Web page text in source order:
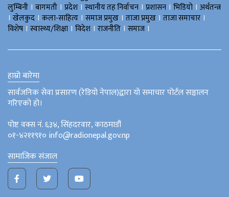
लुम्बिनी । बागमती । प्रदेश । स्थानीय तह निर्वाचन । प्रशासन । भिडियो । अर्थतन्त्र
। खेलकुद । कला-साहित्य । समाज प्रमुख । ताजा प्रमुख । ताजा समाचार ।
विशेष । स्वास्थ्य/शिक्षा । विदेश । राजनीति । समाज ।
हाम्रो बारेमा
सार्वजनिक सेवा प्रसारण (रेडियो नेपाल)द्वारा यो समाचार पोर्टल सञ्चालन
गरिएको हो।
पोष्ट वक्स नं. ६३४, सिंहदरवार, काठमाडौं
०१-४२११९१० info@radionepal.gov.np
सामाजिक संजाल